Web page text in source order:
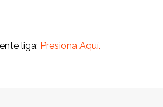
liga: Presiona Aquí.